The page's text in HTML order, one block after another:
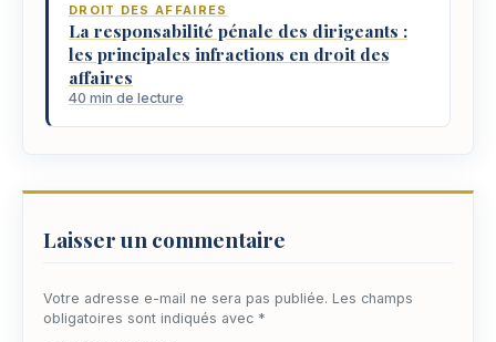
DROIT DES AFFAIRES
La responsabilité pénale des dirigeants :
les principales infractions en droit des
affaires
40 min de lecture
Laisser un commentaire
Votre adresse e-mail ne sera pas publiée. Les champs
obligatoires sont indiqués avec *